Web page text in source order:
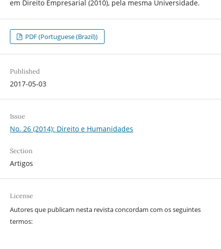
em Direito Empresarial (2010), pela mesma Universidade.
PDF (Portuguese (Brazil))
Published
2017-05-03
Issue
No. 26 (2014): Direito e Humanidades
Section
Artigos
License
Autores que publicam nesta revista concordam com os seguintes
termos: